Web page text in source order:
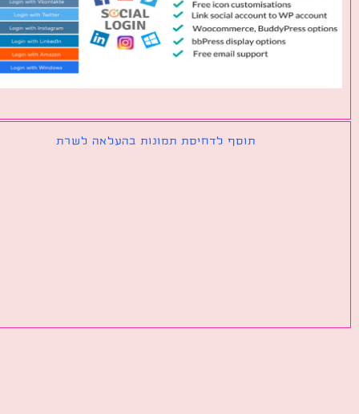
תוסף לדחיסת תמונות בהעלאה לשרת